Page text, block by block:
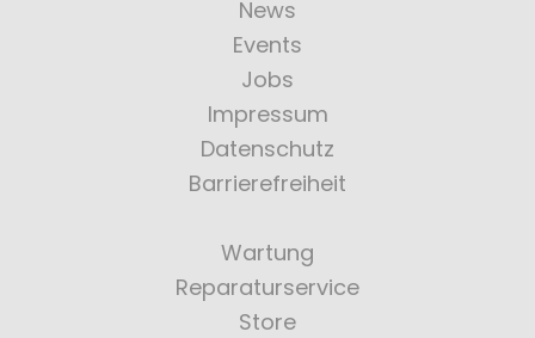
News
Events
Jobs
Impressum
Datenschutz
Barrierefreiheit
Wartung
Reparaturservice
Store